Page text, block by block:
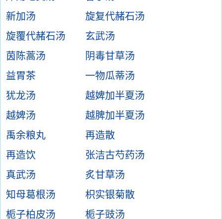
新加汤
旋复代赭石汤
旋覆代赭石汤
玄武汤
茵陈蒿汤
阴毒甘草汤
益胃茶
一物瓜蒂汤
犹龙汤
越婢加半夏汤
越婢汤
越脾加半夏汤
禹余粮丸
再造散
再造饮
张洁古芍药汤
真武汤
炙甘草汤
知母葛根汤
枳实银菊散
栀子柏皮汤
栀子豉汤